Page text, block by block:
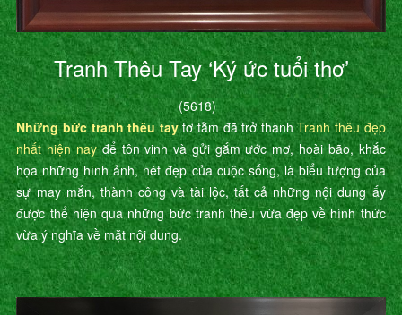
Tranh Thêu Tay ‘Ký ức tuổi thơ’
(5618)
Những bức tranh thêu taytơ tằm đã trở thànhTranh thêu đẹp
nhất hiện nayđể tôn vinh và gửi gắm ước mơ, hoài bão, khắc
họa những hình ảnh, nét đẹp của cuộc sống, là biểu tượng của
sự may mắn, thành công và tài lộc, tất cả những nội dung ấy
được thể hiện qua những bức tranh thêu vừa đẹp về hình thức
vừa ý nghĩa về mặt nội dung.